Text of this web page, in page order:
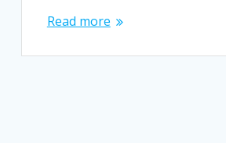
Read more